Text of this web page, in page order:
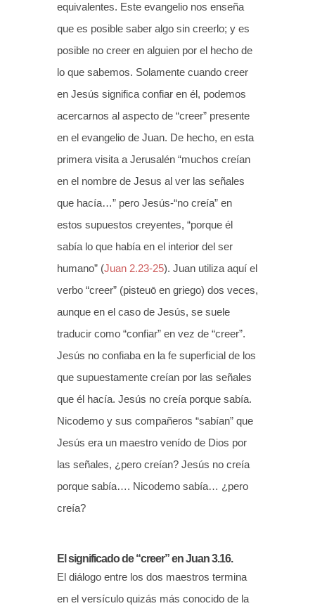
equivalentes. Este evangelio nos enseña
que es posible saber algo sin creerlo; y es
posible no creer en alguien por el hecho de
lo que sabemos. Solamente cuando creer
en Jesús significa confiar en él, podemos
acercarnos al aspecto de “creer” presente
en el evangelio de Juan. De hecho, en esta
primera visita a Jerusalén “muchos creían
en el nombre de Jesus al ver las señales
que hacía…” pero Jesús-“no creía” en
estos supuestos creyentes, “porque él
sabía lo que había en el interior del ser
humano” (Juan 2.23-25). Juan utiliza aquí el
verbo “creer” (pisteuō en griego) dos veces,
aunque en el caso de Jesús, se suele
traducir como “confiar” en vez de “creer”.
Jesús no confiaba en la fe superficial de los
que supuestamente creían por las señales
que él hacía. Jesús no creía porque sabía.
Nicodemo y sus compañeros “sabían” que
Jesús era un maestro venído de Dios por
las señales, ¿pero creían? Jesús no creía
porque sabía…. Nicodemo sabía… ¿pero
creía?
El significado de “creer” en Juan 3.16.
El diálogo entre los dos maestros termina
en el versículo quizás más conocido de la